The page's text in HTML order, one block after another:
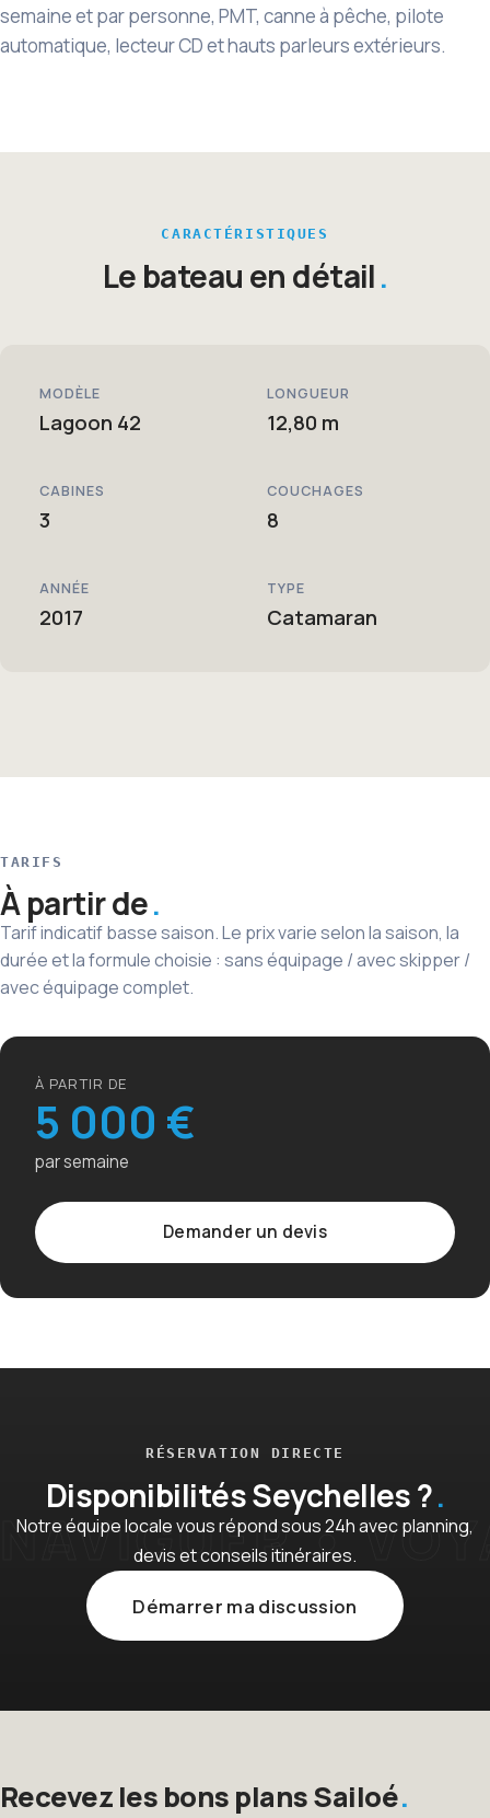
semaine et par personne, PMT, canne à pêche, pilote
automatique, lecteur CD et hauts parleurs extérieurs.
CARACTÉRISTIQUES
Le bateau en détail
MODÈLE
Lagoon 42
LONGUEUR
12,80 m
CABINES
3
COUCHAGES
8
ANNÉE
2017
TYPE
Catamaran
TARIFS
À partir de
Tarif indicatif basse saison. Le prix varie selon la saison, la
durée et la formule choisie : sans équipage / avec skipper /
avec équipage complet.
À PARTIR DE
5 000 €
par semaine
Demander un devis
RÉSERVATION DIRECTE
Disponibilités Seychelles ?
Notre équipe locale vous répond sous 24h avec planning,
devis et conseils itinéraires.
Démarrer ma discussion
Recevez les bons plans Sailoé